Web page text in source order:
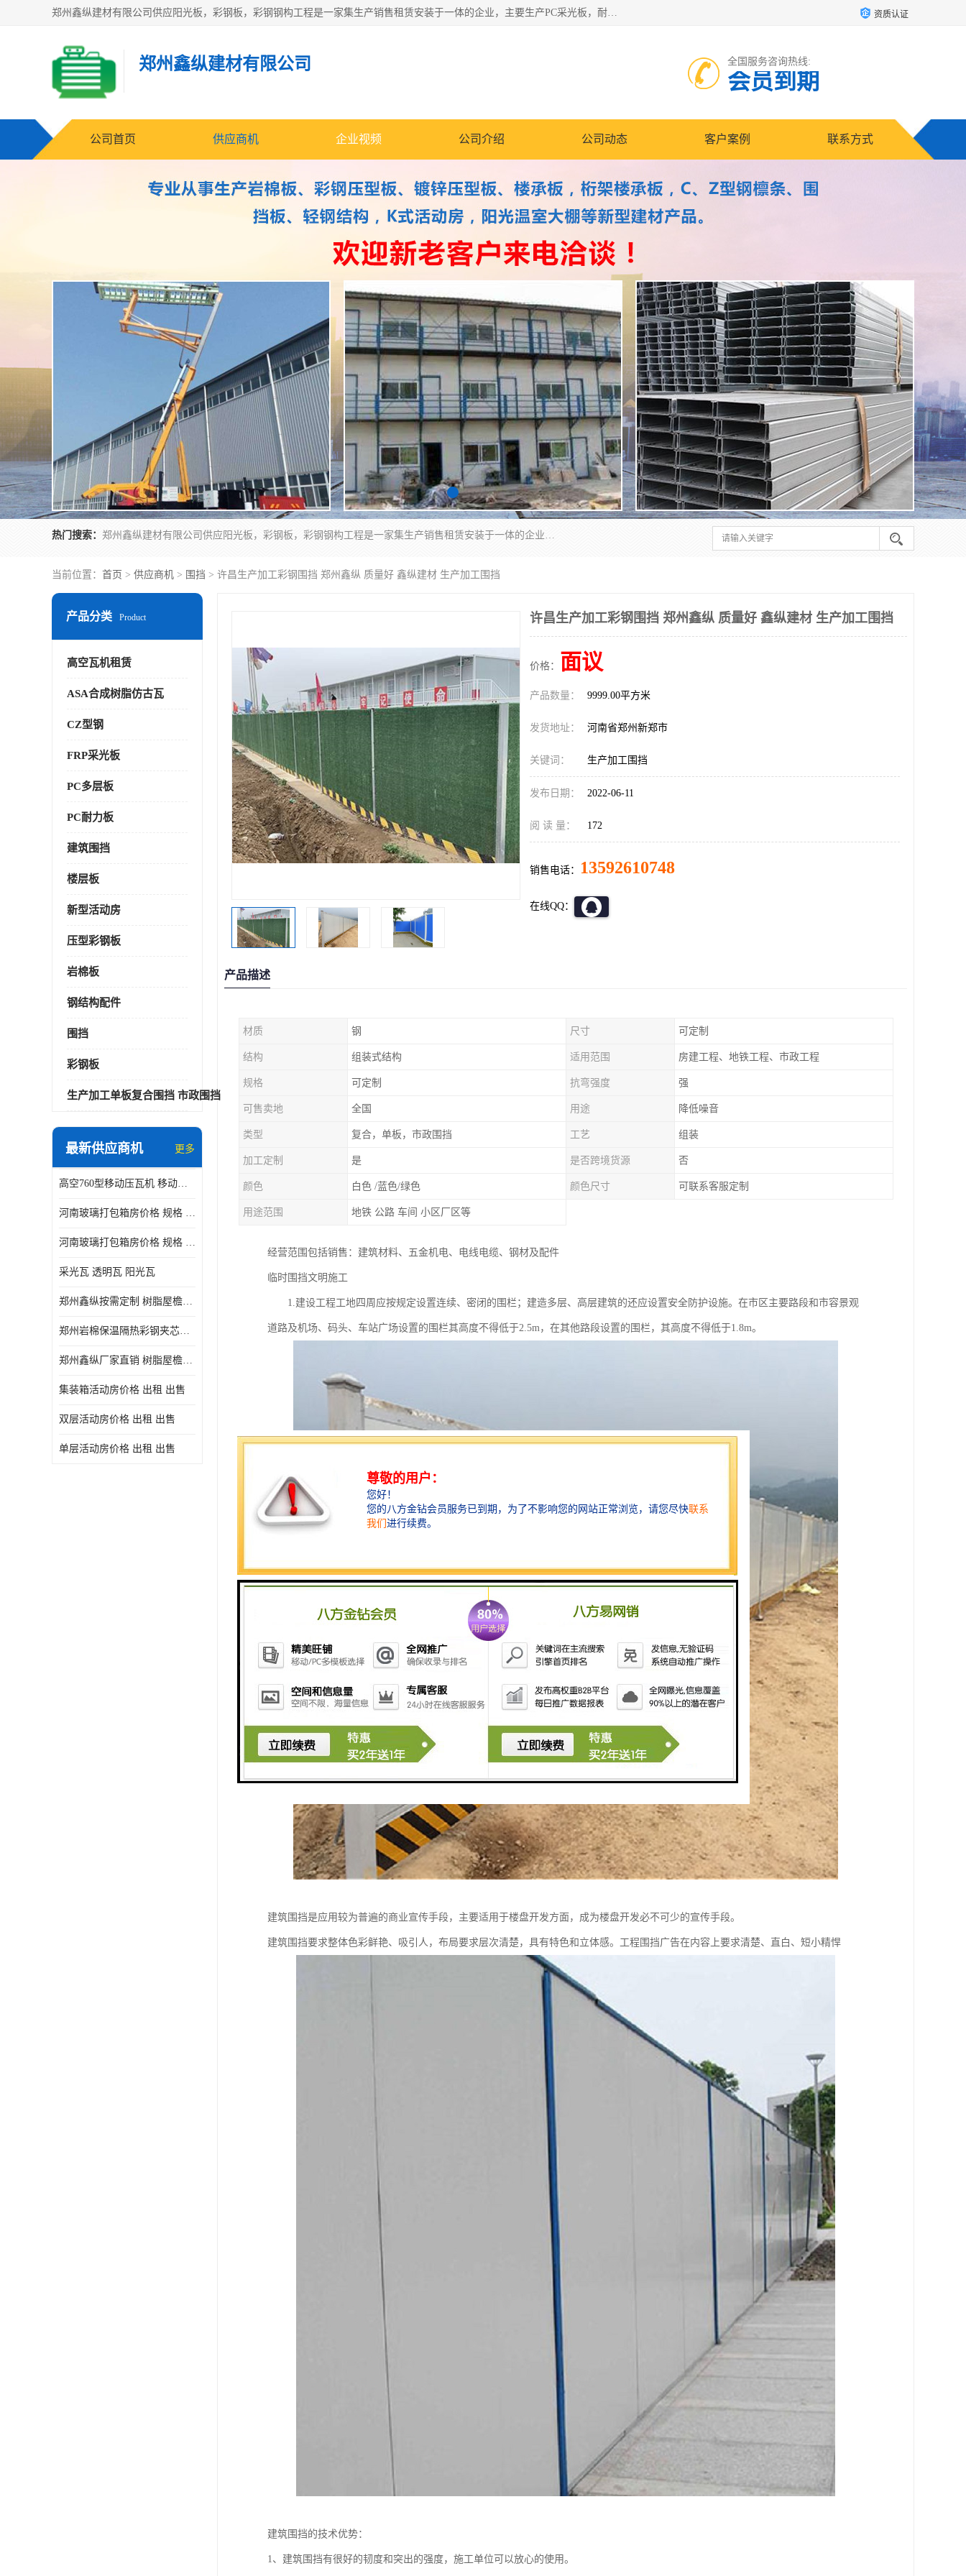
郑州鑫纵建材有限公司供应阳光板，彩钢板，彩钢钢构工程是一家集生产销售租赁安装于一体的企业，主要生产PC采光板，耐力板，仿古琉璃采光板，岩棉板、彩钢压型板、镀锌压型板、桁架楼承板，C、Z型钢檩条、围挡板、轻钢结构，阳光温室大棚等新型建材产品。公司旗下有多台移动式高空压瓦机租赁，承接全国各地业务，专业对外租赁各种型号压瓦机。 资质认证
郑州鑫纵建材有限公司 全国服务咨询热线:
会员到期
公司首页 供应商机 企业视频 公司介绍 公司动态 客户案例 联系方式
热门搜索： 郑州鑫纵建材有限公司供应阳光板，彩钢板，彩钢钢构工程是一家集生产销售租赁安装于一体的企业，主要生产PC采光板，耐力板，仿古琉璃采光板，岩棉板、彩钢压型板、镀锌压型板、桁架楼承板，C、Z型钢檩条、围挡板、轻钢结构，阳光温室大棚等新型建材产品。公司旗下有多台移动式高空压瓦机租赁，承接全国各地业务，专业对外租赁各种型号压瓦机。
当前位置： 首页 > 供应商机 > 围挡 > 许昌生产加工彩钢围挡 郑州鑫纵 质量好 鑫纵建材 生产加工围挡
产品分类 Product
高空瓦机租赁
ASA合成树脂仿古瓦
CZ型钢
FRP采光板
PC多层板
PC耐力板
建筑围挡
楼层板
新型活动房
压型彩钢板
岩棉板
钢结构配件
围挡
彩钢板
生产加工单板复合围挡 市政围挡
最新供应商机 更多
高空760型移动压瓦机 移动升降制瓦设备租赁选郑州鑫纵
河南玻璃打包箱房价格 规格 鑫纵建材按需定制
河南玻璃打包箱房价格 规格 鑫纵建材批发
采光瓦 透明瓦 阳光瓦
郑州鑫纵按需定制 树脂屋檐装饰塑料琉璃瓦片 中式仿古瓦的特点 价格
郑州岩棉保温隔热彩钢夹芯板 郑州鑫纵支持定做
郑州鑫纵厂家直销 树脂屋檐装饰塑料琉璃瓦片 中式仿古瓦的特点 价格
集装箱活动房价格 出租 出售
双层活动房价格 出租 出售
单层活动房价格 出租 出售
许昌生产加工彩钢围挡 郑州鑫纵 质量好 鑫纵建材 生产加工围挡
价格： 面议
产品数量： 9999.00平方米
发货地址： 河南省郑州新郑市
关键词： 生产加工围挡
发布日期： 2022-06-11
阅 读 量： 172
销售电话： 13592610748
在线QQ：
产品描述
材质 钢 尺寸 可定制
结构 组装式结构 适用范围 房建工程、地铁工程、市政工程
规格 可定制 抗弯强度 强
可售卖地 全国 用途 降低噪音
类型 复合，单板，市政围挡 工艺 组装
加工定制 是 是否跨境货源 否
颜色 白色 /蓝色/绿色 颜色尺寸 可联系客服定制
用途范围 地铁 公路 车间 小区厂区等
经营范围包括销售：建筑材料、五金机电、电线电缆、钢材及配件
临时围挡文明施工
1.建设工程工地四周应按规定设置连续、密闭的围栏；建造多层、高层建筑的还应设置安全防护设施。在市区主要路段和市容景观
道路及机场、码头、车站广场设置的围栏其高度不得低于2.5m，在其他路段设置的围栏，其高度不得低于1.8m。
建筑围挡是应用较为普遍的商业宣传手段，主要适用于楼盘开发方面，成为楼盘开发必不可少的宣传手段。
建筑围挡要求整体色彩鲜艳、吸引人，布局要求层次清楚，具有特色和立体感。工程围挡广告在内容上要求清楚、直白、短小精悍
建筑围挡的技术优势：
1、建筑围挡有很好的韧度和突出的强度，施工单位可以放心的使用。